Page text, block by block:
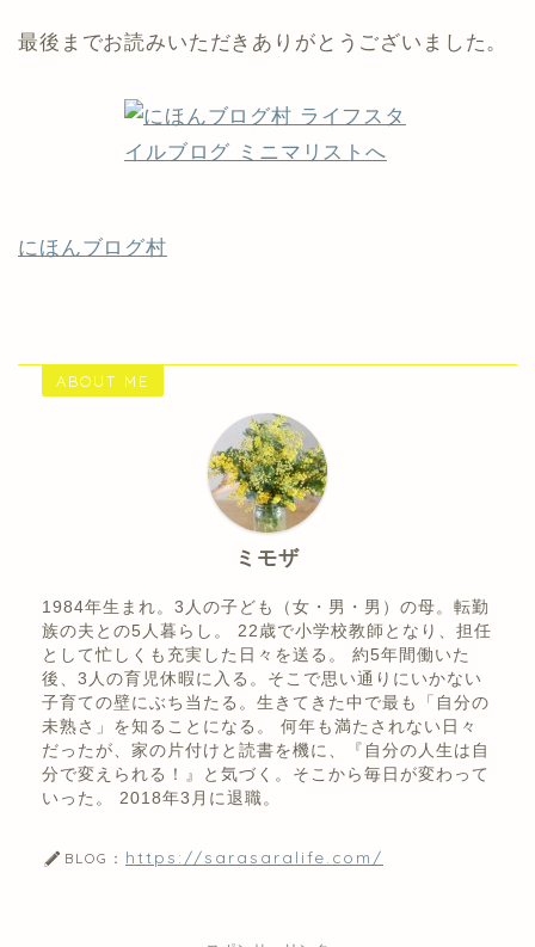
最後までお読みいただきありがとうございました。
にほんブログ村
ABOUT ME
ミモザ
1984年生まれ。3人の子ども（女・男・男）の母。転勤
族の夫との5人暮らし。 22歳で小学校教師となり、担任
として忙しくも充実した日々を送る。 約5年間働いた
後、3人の育児休暇に入る。そこで思い通りにいかない
子育ての壁にぶち当たる。生きてきた中で最も「自分の
未熟さ」を知ることになる。 何年も満たされない日々
だったが、家の片付けと読書を機に、『自分の人生は自
分で変えられる！』と気づく。そこから毎日が変わって
いった。 2018年3月に退職。
BLOG： https://sarasaralife.com/